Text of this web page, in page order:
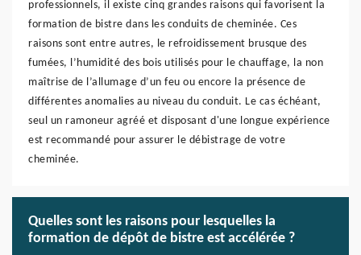
professionnels, il existe cinq grandes raisons qui favorisent la
formation de bistre dans les conduits de cheminée. Ces
raisons sont entre autres, le refroidissement brusque des
fumées, l’humidité des bois utilisés pour le chauffage, la non
maîtrise de l’allumage d’un feu ou encore la présence de
différentes anomalies au niveau du conduit. Le cas échéant,
seul un ramoneur agréé et disposant d'une longue expérience
est recommandé pour assurer le débistrage de votre
cheminée.
Quelles sont les raisons pour lesquelles la
formation de dépôt de bistre est accélérée ?